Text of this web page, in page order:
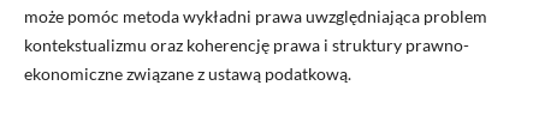
może pomóc metoda wykładni prawa uwzględniająca problem
kontekstualizmu oraz koherencję prawa i struktury prawno-
ekonomiczne związane z ustawą podatkową.